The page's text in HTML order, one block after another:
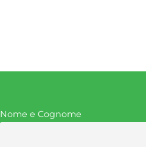
Nome e Cognome